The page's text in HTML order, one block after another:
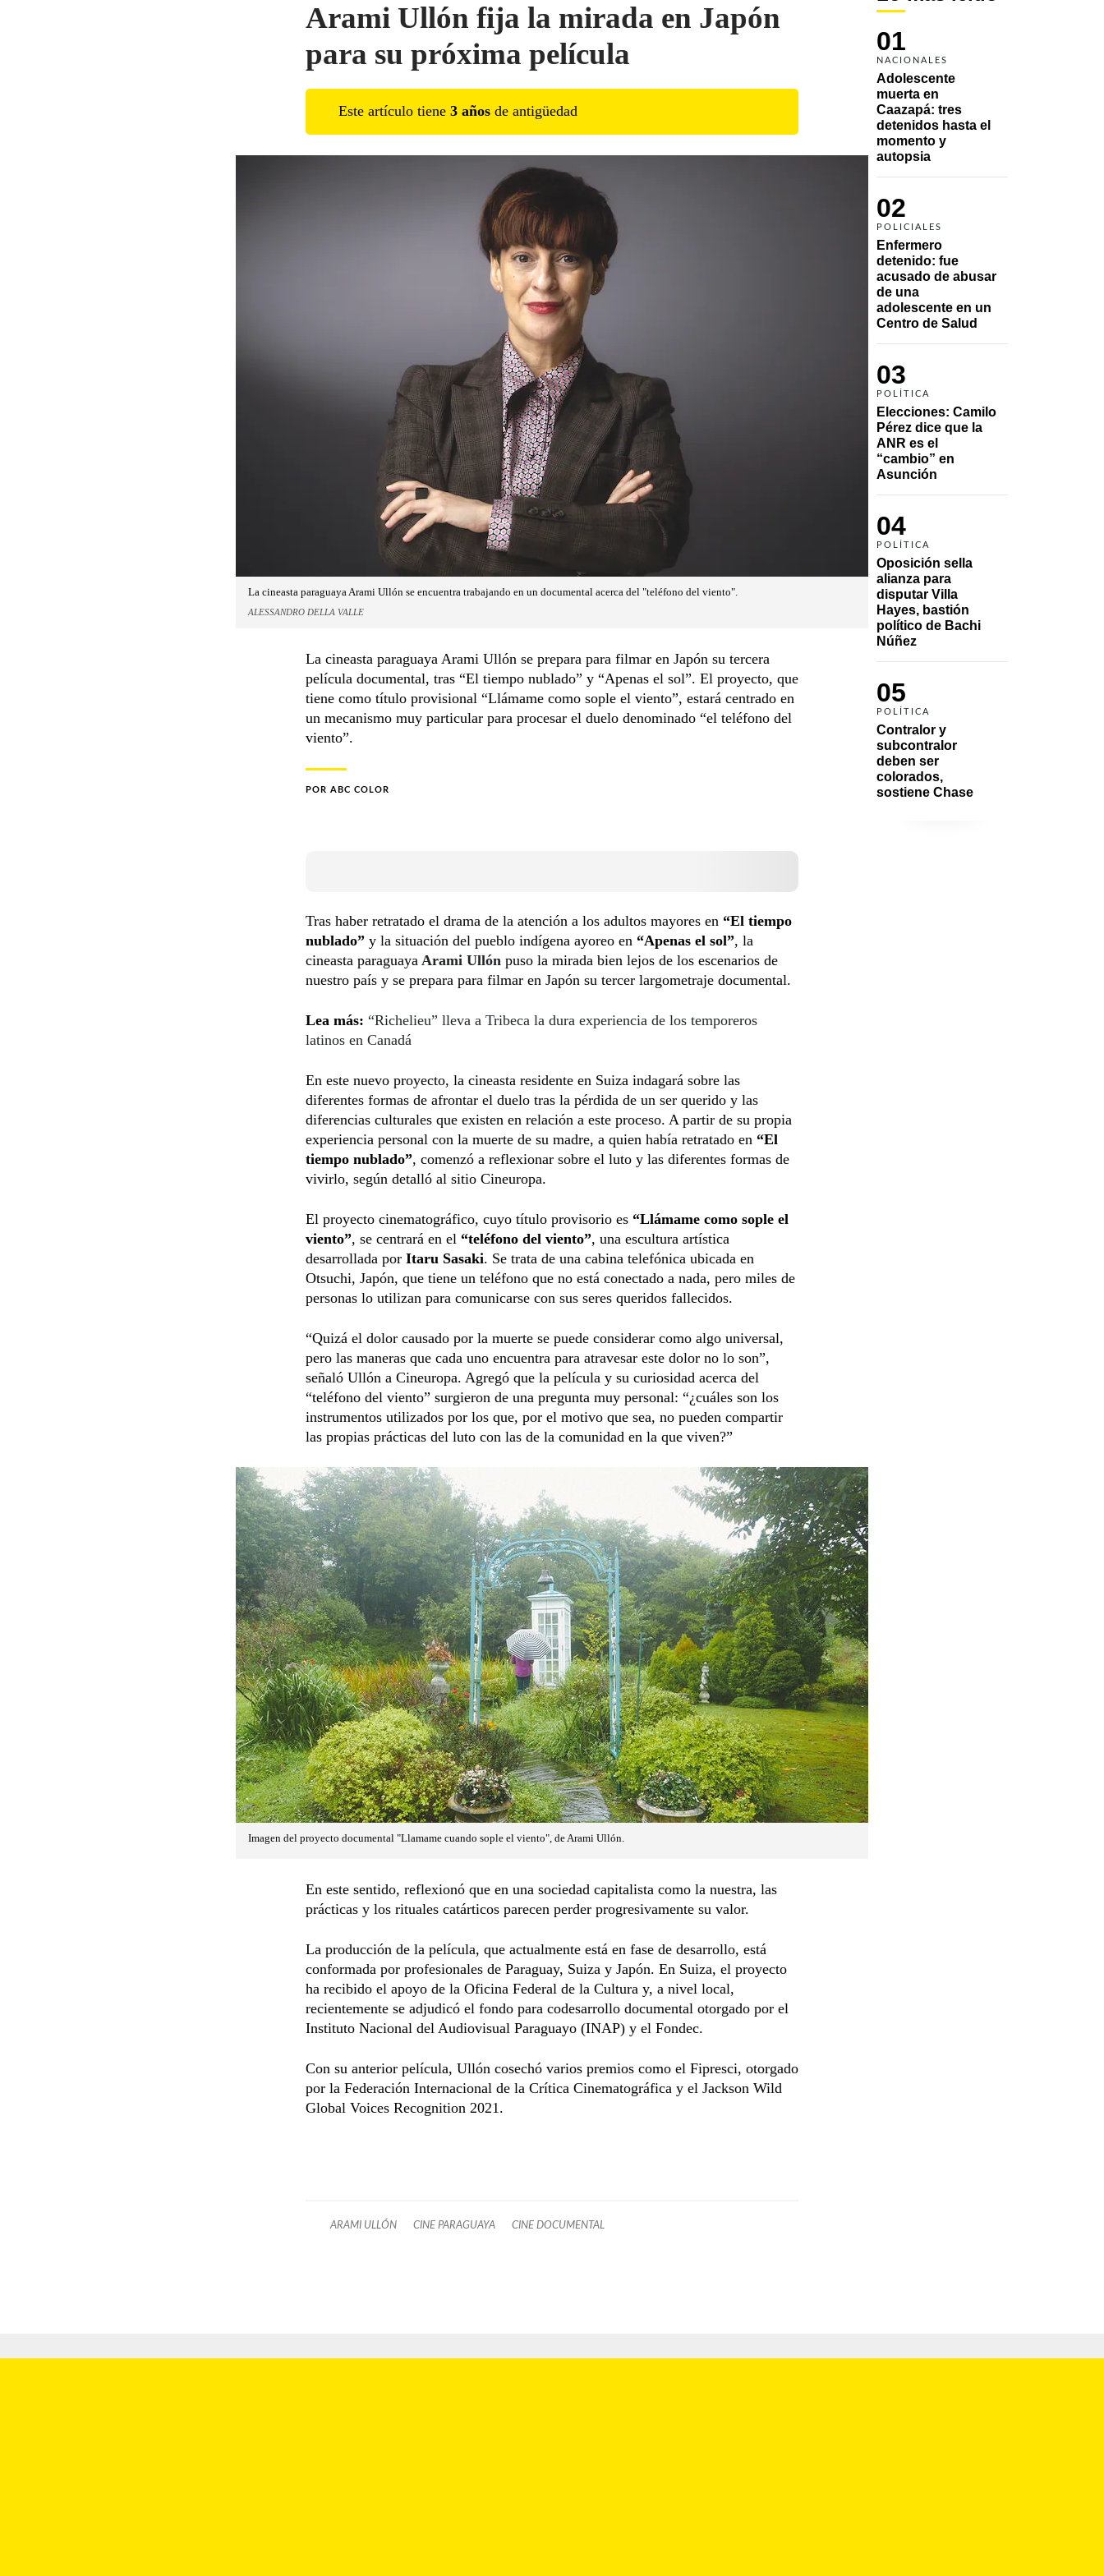
01
NACIONALES
Adolescente
muerta en
Caazapá: tres
detenidos hasta el
momento y
autopsia
02
POLICIALES
Enfermero
detenido: fue
acusado de abusar
de una
adolescente en un
Centro de Salud
03
POLÍTICA
Elecciones: Camilo
Pérez dice que la
ANR es el
“cambio” en
Asunción
04
POLÍTICA
Oposición sella
alianza para
disputar Villa
Hayes, bastión
político de Bachi
Núñez
05
POLÍTICA
Contralor y
subcontralor
deben ser
colorados,
sostiene Chase
Arami Ullón fija la mirada en Japón
para su próxima película
Este artículo tiene 3 años de antigüedad
La cineasta paraguaya Arami Ullón se encuentra trabajando en un documental acerca del "teléfono del viento".
ALESSANDRO DELLA VALLE
La cineasta paraguaya Arami Ullón se prepara para filmar en Japón su tercera
película documental, tras “El tiempo nublado” y “Apenas el sol”. El proyecto, que
tiene como título provisional “Llámame como sople el viento”, estará centrado en
un mecanismo muy particular para procesar el duelo denominado “el teléfono del
viento”.
POR ABC COLOR
Tras haber retratado el drama de la atención a los adultos mayores en “El tiempo
nublado” y la situación del pueblo indígena ayoreo en “Apenas el sol”, la
cineasta paraguaya Arami Ullón puso la mirada bien lejos de los escenarios de
nuestro país y se prepara para filmar en Japón su tercer largometraje documental.
Lea más: “Richelieu” lleva a Tribeca la dura experiencia de los temporeros
latinos en Canadá
En este nuevo proyecto, la cineasta residente en Suiza indagará sobre las
diferentes formas de afrontar el duelo tras la pérdida de un ser querido y las
diferencias culturales que existen en relación a este proceso. A partir de su propia
experiencia personal con la muerte de su madre, a quien había retratado en “El
tiempo nublado”, comenzó a reflexionar sobre el luto y las diferentes formas de
vivirlo, según detalló al sitio Cineuropa.
El proyecto cinematográfico, cuyo título provisorio es “Llámame como sople el
viento”, se centrará en el “teléfono del viento”, una escultura artística
desarrollada por Itaru Sasaki. Se trata de una cabina telefónica ubicada en
Otsuchi, Japón, que tiene un teléfono que no está conectado a nada, pero miles de
personas lo utilizan para comunicarse con sus seres queridos fallecidos.
“Quizá el dolor causado por la muerte se puede considerar como algo universal,
pero las maneras que cada uno encuentra para atravesar este dolor no lo son”,
señaló Ullón a Cineuropa. Agregó que la película y su curiosidad acerca del
“teléfono del viento” surgieron de una pregunta muy personal: “¿cuáles son los
instrumentos utilizados por los que, por el motivo que sea, no pueden compartir
las propias prácticas del luto con las de la comunidad en la que viven?”
Imagen del proyecto documental "Llamame cuando sople el viento", de Arami Ullón.
En este sentido, reflexionó que en una sociedad capitalista como la nuestra, las
prácticas y los rituales catárticos parecen perder progresivamente su valor.
La producción de la película, que actualmente está en fase de desarrollo, está
conformada por profesionales de Paraguay, Suiza y Japón. En Suiza, el proyecto
ha recibido el apoyo de la Oficina Federal de la Cultura y, a nivel local,
recientemente se adjudicó el fondo para codesarrollo documental otorgado por el
Instituto Nacional del Audiovisual Paraguayo (INAP) y el Fondec.
Con su anterior película, Ullón cosechó varios premios como el Fipresci, otorgado
por la Federación Internacional de la Crítica Cinematográfica y el Jackson Wild
Global Voices Recognition 2021.
ARAMI ULLÓN CINE PARAGUAYA CINE DOCUMENTAL